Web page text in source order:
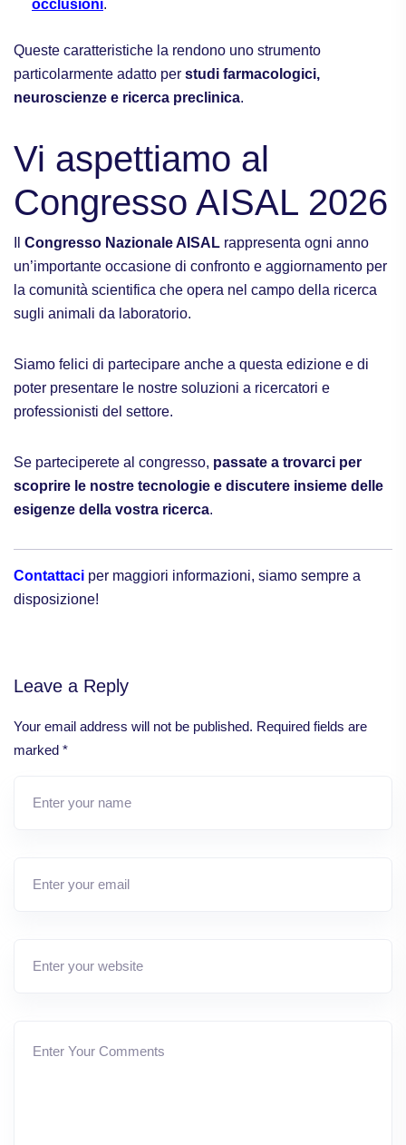
occlusioni.
Queste caratteristiche la rendono uno strumento
particolarmente adatto per studi farmacologici,
neuroscienze e ricerca preclinica.
Vi aspettiamo al
Congresso AISAL 2026
Congresso Nazionale AISAL rappresenta ogni anno
un’importante occasione di confronto e aggiornamento per
la comunità scientifica che opera nel campo della ricerca
sugli animali da laboratorio.
Siamo felici di partecipare anche a questa edizione e di
poter presentare le nostre soluzioni a ricercatori e
professionisti del settore.
Se parteciperete al congresso, passate a trovarci per
scoprire le nostre tecnologie e discutere insieme delle
esigenze della vostra ricerca.
Contattaci per maggiori informazioni, siamo sempre a
disposizione!
Leave a Reply
Your email address will not be published. Required fields are
marked *